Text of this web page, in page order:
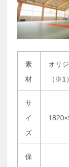
素
材
オリ
（※1）
サ
イ
ズ
保